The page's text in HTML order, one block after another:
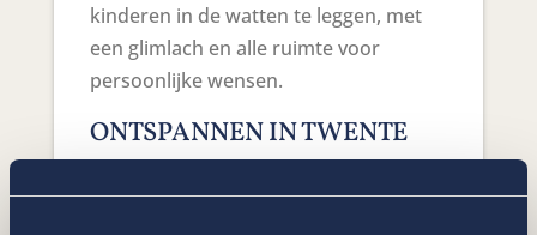
kinderen in de watten te leggen, met
een glimlach en alle ruimte voor
persoonlijke wensen.
ONTSPANNEN IN TWENTE
De ligging van De Holtweijde in het
Twentse coulisselandschap nodigt uit